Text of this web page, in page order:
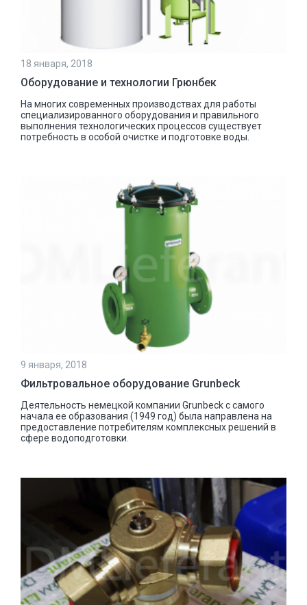
18 января, 2018
Оборудование и технологии Грюнбек
На многих современных производствах для работы
специализированного оборудования и правильного
выполнения технологических процессов существует
потребность в особой очистке и подготовке воды.
9 января, 2018
Фильтровальное оборудование Grunbeck
Деятельность немецкой компании Grunbeck с самого
начала ее образования (1949 год) была направлена на
предоставление потребителям комплексных решений в
сфере водоподготовки.